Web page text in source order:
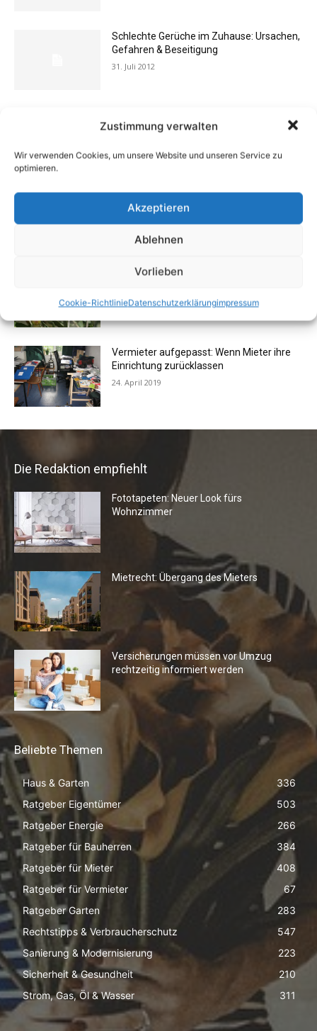
Zustimmung verwalten
Wir verwenden Cookies, um unsere Website und unseren Service zu
optimieren.
Akzeptieren
Ablehnen
Vorlieben
Cookie-RichtlinieDatenschutzerklärungimpressum
Schlechte Gerüche im Zuhause: Ursachen,
Gefahren & Beseitigung
31. Juli 2012
Kommunikationswege
Buchtipp: «Das Hausreparatur-Buch»
17. August 2009
Buchtipp: «Oliven»
Vermieter aufgepasst: Wenn Mieter ihre
Einrichtung zurücklassen
24. April 2019
Die Redaktion empfiehlt
Fototapeten: Neuer Look fürs
Wohnzimmer
Mietrecht: Übergang des Mieters
Versicherungen müssen vor Umzug
rechtzeitig informiert werden
Beliebte Themen
Haus & Garten
336
Ratgeber Eigentümer
503
Ratgeber Energie
266
Ratgeber für Bauherren
384
Ratgeber für Mieter
408
Ratgeber für Vermieter
67
Ratgeber Garten
283
Rechtstipps & Verbraucherschutz
547
Sanierung & Modernisierung
223
Sicherheit & Gesundheit
210
Strom, Gas, Öl & Wasser
311